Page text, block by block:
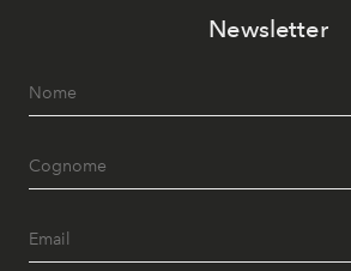
Newsletter